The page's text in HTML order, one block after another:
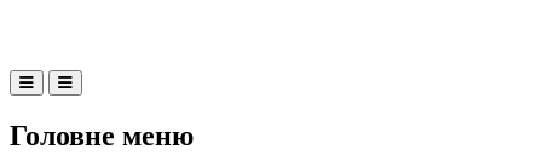
Головне меню